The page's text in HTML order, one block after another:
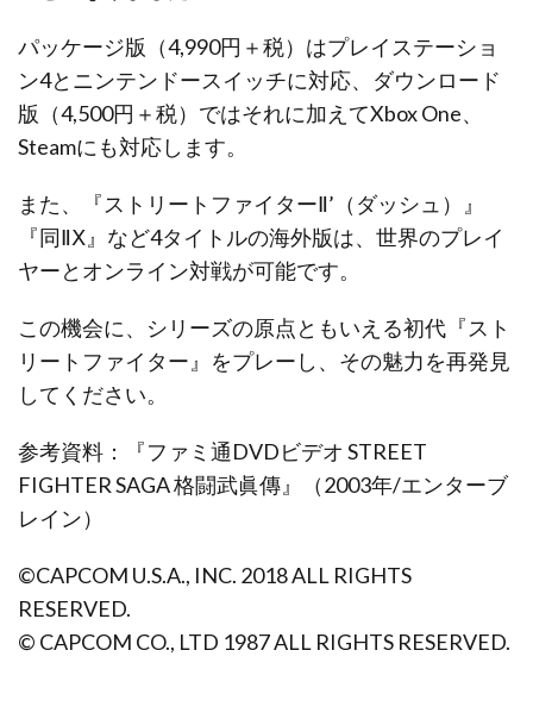
パッケージ版（4,990円＋税）はプレイステーショ
ン4とニンテンドースイッチに対応、ダウンロード
版（4,500円＋税）ではそれに加えてXbox One、
Steamにも対応します。
また、『ストリートファイターⅡ’（ダッシュ）』
『同ⅡⅩ』など4タイトルの海外版は、世界のプレイ
ヤーとオンライン対戦が可能です。
この機会に、シリーズの原点ともいえる初代『スト
リートファイター』をプレーし、その魅力を再発見
してください。
参考資料：『ファミ通DVDビデオ STREET
FIGHTER SAGA 格闘武眞傳』（2003年/エンターブ
レイン）
©CAPCOM U.S.A., INC. 2018 ALL RIGHTS
RESERVED.
© CAPCOM CO., LTD 1987 ALL RIGHTS RESERVED.